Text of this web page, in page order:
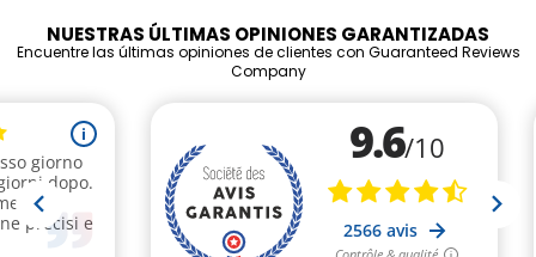
NUESTRAS ÚLTIMAS OPINIONES GARANTIZADAS
Encuentre las últimas opiniones de clientes con Guaranteed Reviews
Company